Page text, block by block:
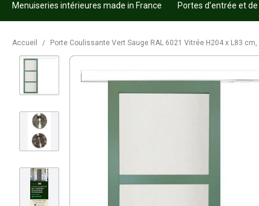
Menuiseries intérieures made in France Portes d’entrée et
Accueil / Porte Coulissante Vert Sauge RAL 6021 Vitrée H204 x L83